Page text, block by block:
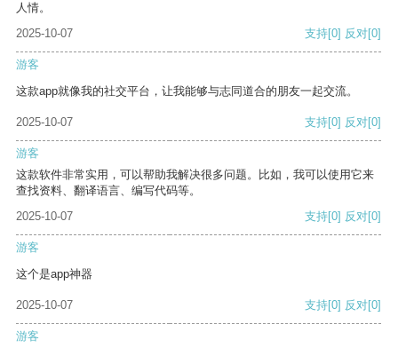
人情。
2025-10-07
支持[0] 反对[0]
游客
这款app就像我的社交平台，让我能够与志同道合的朋友一起交流。
2025-10-07 支持[0] 反对[0]
游客
这款软件非常实用，可以帮助我解决很多问题。比如，我可以使用它来
查找资料、翻译语言、编写代码等。
2025-10-07
支持[0] 反对[0]
游客
这个是app神器
2025-10-07 支持[0] 反对[0]
游客